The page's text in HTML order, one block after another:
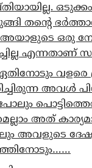
ഒടുക്കം
തന്റെ
അയാളുടെ ഒരു
എന്നതാണ്
വളരെ
അവൾ
അത്
അവളുടെ